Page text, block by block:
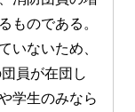
ものである。
いないため、
員が在団し
学生のみなら